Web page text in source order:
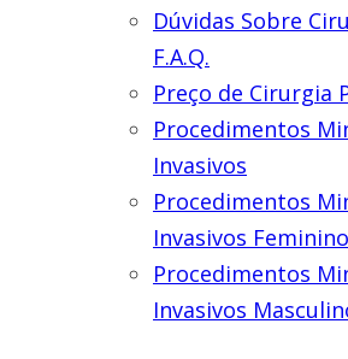
Dúvidas Sobre
F.A.Q.
Preço de Cirurgia
Procedimentos
Invasivos
Procedimentos
Invasivos
Procedimentos
Invasivos